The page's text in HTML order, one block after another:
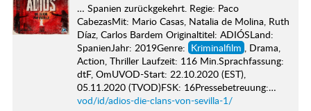
… Spanien zurückgekehrt. Regie: Paco
CabezasMit: Mario Casas, Natalia de Molina, Ruth
Díaz, Carlos Bardem Originaltitel: ADIÓSLand:
SpanienJahr: 2019Genre: Kriminalfilm , Drama,
Action, Thriller Laufzeit: 116 Min.Sprachfassung:
dtF, OmUVOD-Start: 22.10.2020 (EST),
05.11.2020 (TVOD)FSK: 16Pressebetreuung:…
vod/id/adios-die-clans-von-sevilla-1/